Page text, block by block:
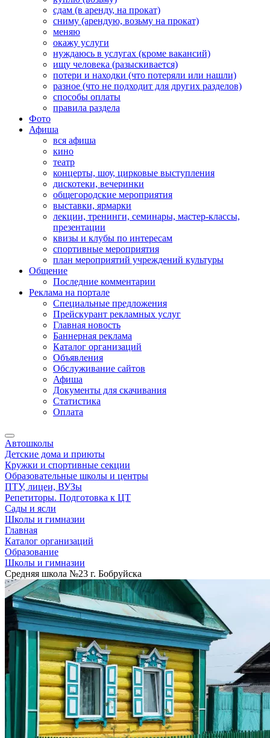
сдам (в аренду, на прокат)
сниму (арендую, возьму на прокат)
меняю
окажу услуги
нуждаюсь в услугах (кроме вакансий)
ищу человека (разыскивается)
потери и находки (что потеряли или нашли)
разное (что не подходит для других разделов)
способы оплаты
правила раздела
Фото
Афиша
вся афиша
кино
театр
концерты, шоу, цирковые выступления
дискотеки, вечеринки
общегородские мероприятия
выставки, ярмарки
лекции, тренинги, семинары, мастер-классы,
презентации
квизы и клубы по интересам
спортивные мероприятия
план мероприятий учреждений культуры
Общение
Последние комментарии
Реклама на портале
Специальные предложения
Прейскурант рекламных услуг
Главная новость
Баннерная реклама
Каталог организаций
Объявления
Обслуживание сайтов
Афиша
Документы для скачивания
Статистика
Оплата
Автошколы
Детские дома и приюты
Кружки и спортивные секции
Образовательные школы и центры
ПТУ, лицеи, ВУЗы
Репетиторы. Подготовка к ЦТ
Сады и ясли
Школы и гимназии
Главная
Каталог организаций
Образование
Школы и гимназии
Средняя школа №23 г. Бобруйска